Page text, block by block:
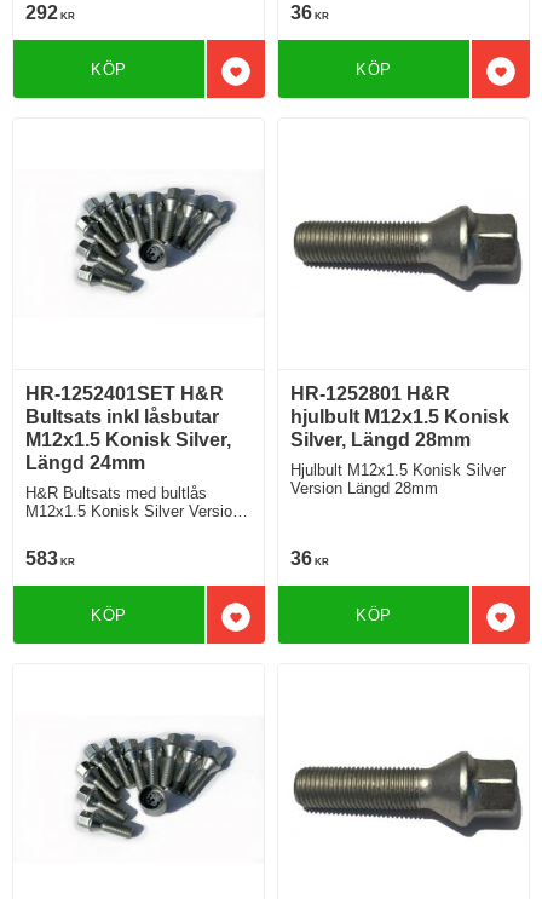
292 KR
Lägg till i favoriter
KÖP
36 KR
KÖP
HR-1252401SET H&R
Bultsats inkl låsbutar
M12x1.5 Konisk Silver,
Längd 24mm
H&R Bultsats med bultlås
M12x1.5 Konisk Silver Version
583 KR
Lägg till i favoriter
KÖP
HR-1252801 H&R
hjulbult M12x1.5 Konisk
Silver, Längd 28mm
Hjulbult M12x1.5 Konisk Silver
Version Längd 28mm
36 KR
KÖP